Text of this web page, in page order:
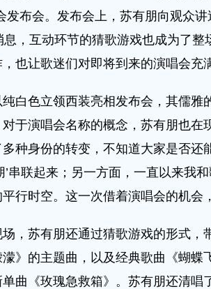
发布会。发布会上，苏有朋向观众
息，互动环节的猜歌游戏也成为了
也让歌迷们对即将到来的演唱会充
色立领西装亮相发布会，其儒雅
于演唱会名称的概念，苏有朋也在
种身份的转变，不知道大家是否还
’串联起来；另一方面，一直以来我
行时空。这一次借着演唱会的机会
苏有朋还通过猜歌游戏的形式，
濛》的主题曲，以及经典歌曲《蝴蝶
单曲《玫瑰急救箱》。苏有朋还清